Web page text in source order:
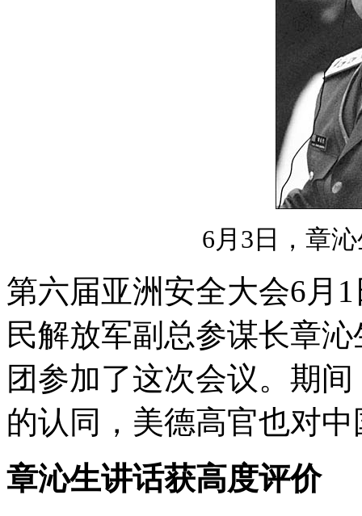
6月3日，章
第六届亚洲安全大会6月
民解放军副总参谋长章
团参加了这次会议。期
的认同，美德高官也对
章沁生讲话获高度评价